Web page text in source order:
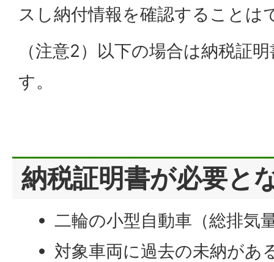
スし納付情報を確認することは
（注意2）以下の場合は納税証
す。
納税証明書が必要と
二輪の小型自動車（総排気
対象車両に過去の未納があ